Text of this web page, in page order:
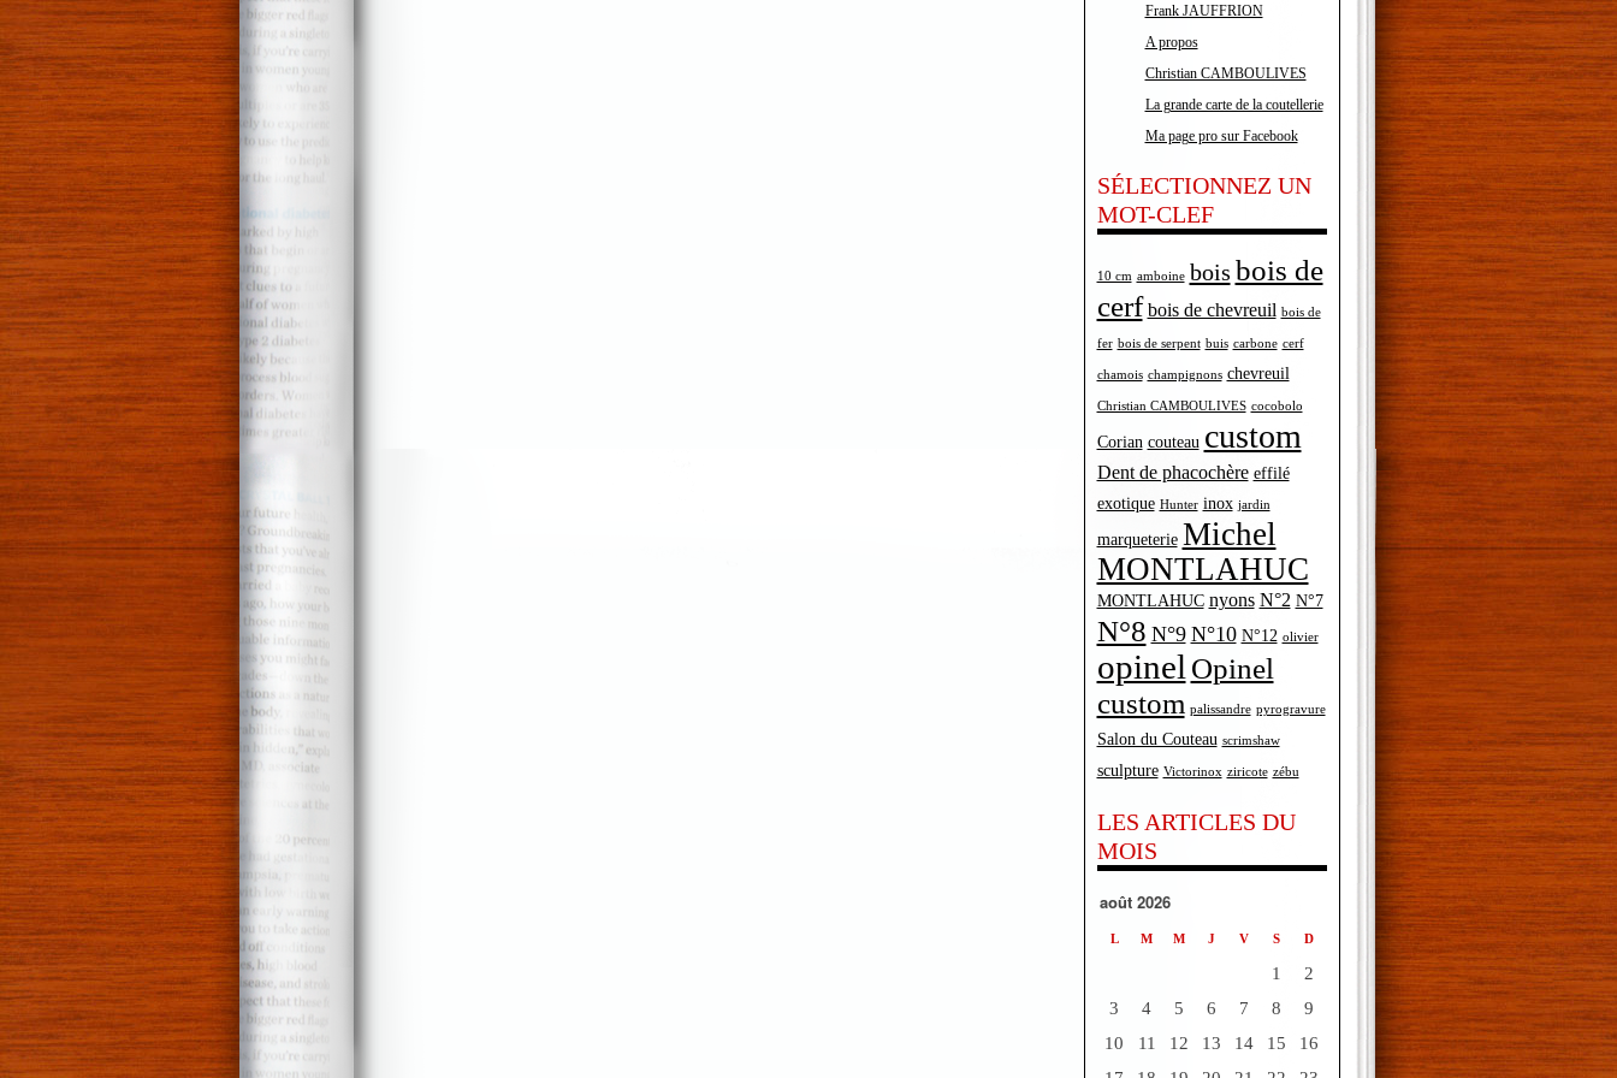
Frank JAUFFRION
A propos
Christian CAMBOULIVES
La grande carte de la coutellerie
Ma page pro sur Facebook
SÉLECTIONNEZ UN
MOT-CLEF
10 cm amboine bois bois de
cerf bois de chevreuil bois de
fer bois de serpent buis carbone cerf
chamois champignons chevreuil
Christian CAMBOULIVES cocobolo
Corian couteau custom
Dent de phacochère effilé
exotique Hunter inox jardin
marqueterie Michel
MONTLAHUC
MONTLAHUC nyons N°2 N°7
N°8 N°9 N°10 N°12 olivier
opinel Opinel
custom palissandre pyrogravure
Salon du Couteau scrimshaw
sculpture Victorinox ziricote zébu
LES ARTICLES DU
MOIS
août 2026
L M M J V S D
1
2
3
4 5 6 7 8
9
10
11 12 13 14 15
16